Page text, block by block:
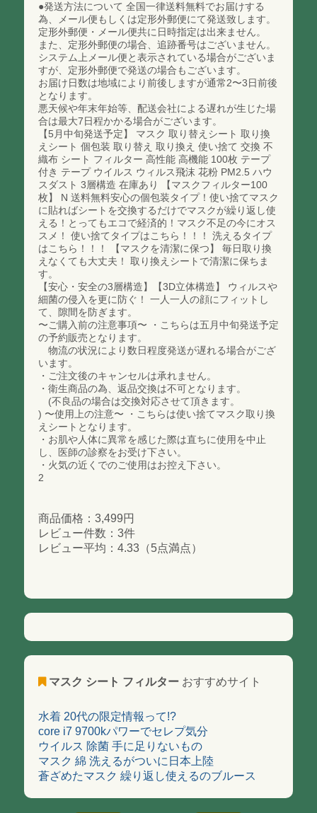
●発送方法について 全国一律送料無料でお届けする
為、メール便もしくは定形外郵便にて発送致します。
定形外郵便・メール便共に日時指定は出来ません。
また、定形外郵便の場合、追跡番号はございません。
システム上メール便と表示されている場合がございま
すが、定形外郵便で発送の場合もございます。
お届け日数は地域により前後しますが通常2〜3日前後
となります。
悪天候や年末年始等、配送会社による遅れが生じた場
合は最大7日程かかる場合がございます。
【5月中旬発送予定】 マスク 取り替えシート 取り換
えシート 個包装 取り替え 取り換え 使い捨て 交換 不
織布 シート フィルター 高性能 高機能 100枚 テープ
付き テープ ウイルス ウィルス飛沫 花粉 PM2.5 ハウ
スダスト 3層構造 在庫あり 【マスクフィルター100
枚】 N 送料無料安心の個包装タイプ！使い捨てマスク
に貼ればシートを交換するだけでマスクが繰り返し使
える！とってもエコで経済的！マスク不足の今にオス
スメ！ 使い捨てタイプはこちら！！！ 洗えるタイプ
はこちら！！！ 【マスクを清潔に保つ】 毎日取り換
えなくても大丈夫！ 取り換えシートで清潔に保ちま
す。
【安心・安全の3層構造】【3D立体構造】 ウィルスや
細菌の侵入を更に防ぐ！ 一人一人の顔にフィットし
て、隙間を防ぎます。
〜ご購入前の注意事項〜 ・こちらは五月中旬発送予定
の予約販売となります。
物流の状況により数日程度発送が遅れる場合がござ
います。
・ご注文後のキャンセルは承れません。
・衛生商品の為、返品交換は不可となります。
(不良品の場合は交換対応させて頂きます。
) 〜使用上の注意〜 ・こちらは使い捨てマスク取り換
えシートとなります。
・お肌や人体に異常を感じた際は直ちに使用を中止
し、医師の診察をお受け下さい。
・火気の近くでのご使用はお控え下さい。
2
商品価格：3,499円
レビュー件数：3件
レビュー平均：4.33（5点満点）
マスク シート フィルターおすすめサイト
水着 20代の限定情報って!?
core i7 9700kパワーでセレプ気分
ウイルス 除菌 手に足りないもの
マスク 綿 洗えるがついに日本上陸
蒼ざめたマスク 繰り返し使えるのブルース